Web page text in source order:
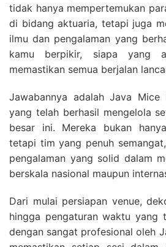
tidak hanya mempertemukan
di bidang aktuaria, tetapi juga
ilmu dan pengalaman yang
kamu berpikir, siapa yang
memastikan semua berjalan
Jawabannya adalah Java
yang telah berhasil mengelola
besar ini. Mereka bukan
tetapi tim yang penuh
pengalaman yang solid dalam
berskala nasional maupun
Dari mulai persiapan venue,
hingga pengaturan waktu yang
dengan sangat profesional oleh